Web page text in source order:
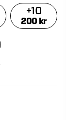
+10
200kr